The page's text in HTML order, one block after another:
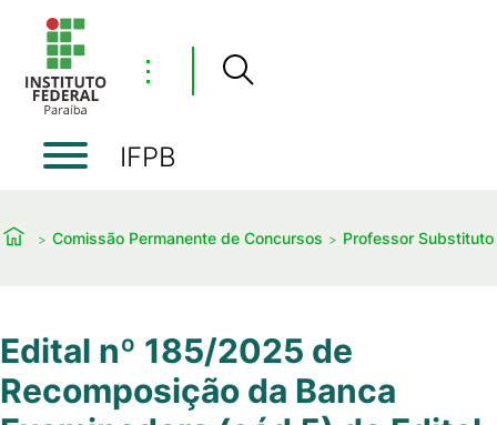
⋮
IFPB
Comissão Permanente de Concursos Professor Substituto
Edital nº 185/2025 de
Recomposição da Banca